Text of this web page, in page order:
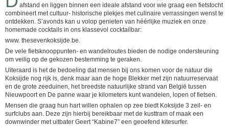
afstand en liggen binnen een ideale afstand voor wie graag een fietstocht
combineert met cultuur- historische plekjes met culinaire verrassingen wenst te
ontdekken. S’avonds kan u volop genieten van héérlijke muziek en onze
homemade cocktails in ons klassevol cocktailbar:
www. thesevenkoksijde.be.
De vele fietsknooppunten- en wandelroutes bieden de nodige ondersteuning
om veilig op de gekozen bestemming te geraken.
Uiteraard is het de bedoeling dat mensen bij ons komen voor de natuur die
Koksijde nog rijk is, denk maar aan de hoge Blekker met zijn natuurreservaat
en de grote zeeduinen, het breedste natuurlijke strand van België tussen
Nieuwpoort en De panne waar je kilometers kunt wandelen, lopen of fietsen.
Mensen die graag hun hart willen ophalen op zee biedt Koksijde 3 zeil- en
surfclubs aan. Deze zijn hierbij bereikbaar met de kusttram of maak een
downwinder met uitbater Geert “Kabine7” een geoefend kitesurfer.